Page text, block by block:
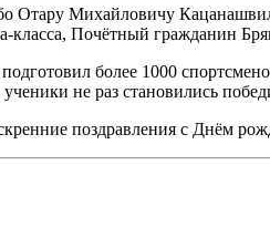
Отару Михайловичу
класса, Почётный гражданин
более 1000
не раз становились
поздравления с Днём